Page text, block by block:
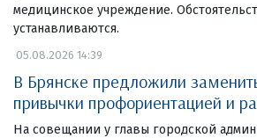
медицинское учреждение.
устанавливаются.
05.08.2026 14:39
В Брянске предложили
привычки профориентацией и
На совещании у главы городской